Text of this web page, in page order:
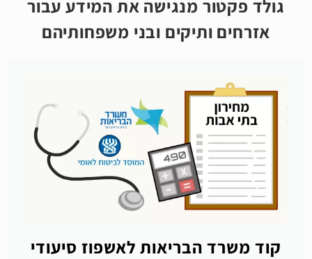
גולד פקטור מנגישה את המידע עבור
אזרחים ותיקים ובני משפחותיהם
קוד משרד הבריאות לאשפוז סיעודי